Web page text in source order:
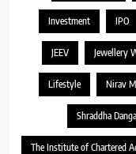
Investment IPO
JEEV Jewellery
Lifestyle Nirav
Shraddha
The Institute of Chartered